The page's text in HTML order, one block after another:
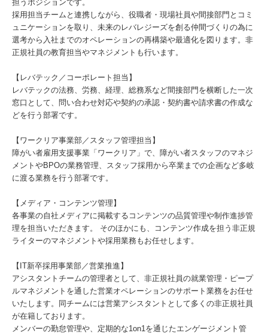
担うポジションです。
採用担当チームと連携しながら、役職者・現場社員や間接部門とコミ
ュニケーションを取り、未来のレバレジーズを創る仲間づくりの為に
選考から入社までのオペレーションの再構築や最適化を図ります。非
正規社員の教育担当やマネジメントも行います。
【レバテック／コーポレート担当】
レバテックの法務、労務、経理、総務系など間接部門を横断した一次
窓口として、問い合わせ対応や契約の承認・契約書や請求書の作成な
どを行う部署です。
【ワークリア事業部／スタッフ管理担当】
障がい者雇⽤⽀援事業「ワークリア」で、障がい者スタッフのマネジ
メントやBPOの業務管理、スタッフ採用から卒業までの企画など多岐
に渡る業務を行う部署です。
【メディア・コンテンツ管理】
各事業の自社メディアに掲載するコンテンツの品質管理や制作進捗管
理を担当いただきます。 そのほかにも、コンテンツ作成を担う非正規
ライターのマネジメントや採用業務もお任せします。
【IT新卒採用事業部／営業推進】
アシスタントチームの管理者として、非正規社員の就業管理・ピープ
ルマネジメントを通した営業オペレーションのサポート業務をお任せ
いたします。同チームには営業アシスタントとして多くの非正規社員
が在籍しております。
メンバーの勤怠管理や、定期的な1on1を通じたエンゲージメント管